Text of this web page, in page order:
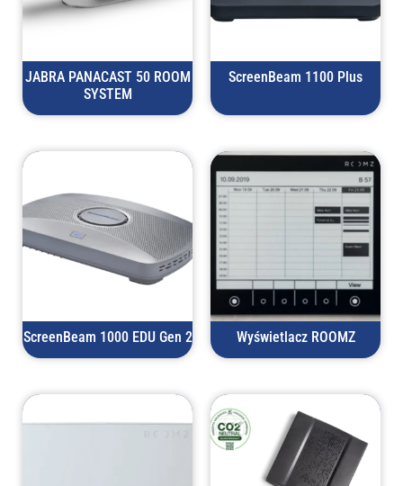
JABRA PANACAST 50 ROOM
SYSTEM
ScreenBeam 1100 Plus
ScreenBeam 1000 EDU Gen 2 Wyświetlacz ROOMZ